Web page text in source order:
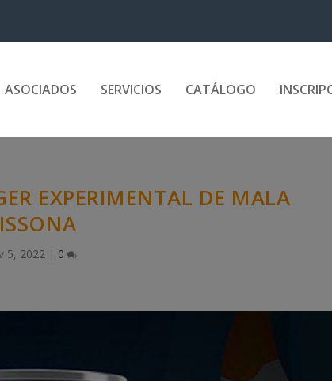
ASOCIADOS SERVICIOS CATÁLOGO
EXPERIMENTAL DE MALA
5, 2022 | 0